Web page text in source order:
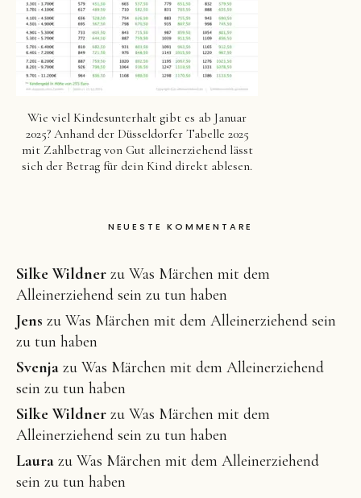
Wie viel Kindesunterhalt gibt es ab Januar
2025? Anhand der Düsseldorfer Tabelle 2025
mit Zahlbetrag von Gut alleinerziehend lässt
sich der Betrag für dein Kind direkt ablesen.
NEUESTE KOMMENTARE
Silke Wildner zu Was Märchen mit dem
Alleinerziehend sein zu tun haben
Jens zu Was Märchen mit dem Alleinerziehend sein
zu tun haben
Svenja zu Was Märchen mit dem Alleinerziehend
sein zu tun haben
Silke Wildner zu Was Märchen mit dem
Alleinerziehend sein zu tun haben
Laura zu Was Märchen mit dem Alleinerziehend
sein zu tun haben